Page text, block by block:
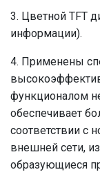
3. Цветной TFT
информации).
4. Применены
функционалом
обеспечивает
соответствии с
внешней сети,
образующиеся